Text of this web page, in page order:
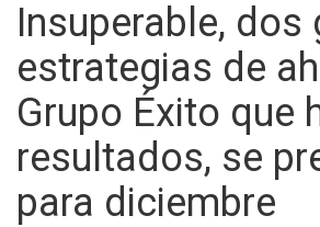
navegación
Insuperable, dos
estrategias de
Grupo Éxito que
resultados, se
para diciembre